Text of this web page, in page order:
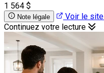
1 564 $
Note légale Voir le site
Continuez votre lecture